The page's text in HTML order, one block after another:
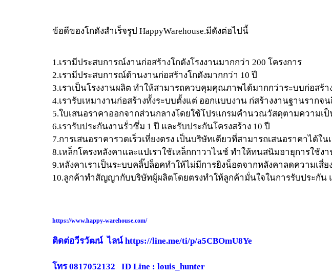
ข้อดีของโกดังสำเร็จรูป​ Happy​Warehouse.มีดังต่อไปนี้
1.เรามีประสบการณ์งานก่อสร้างโกดัง​โรงงานมากกว่า​ 200​ โครงการ
2.เรามีประสบการณ์​ด้านงานก่อสร้างโกดังมากกว่า​ 10 ปี
3.เราเป็นโรงงานผลิต​ ทำให้สามารถควบคุมคุณภาพได้มากกว่าระบบก่อสร้
4.เรารับเหมางานก่อสร้างทั้งระบบตั้งแต่​ ออกแบบ​งาน​ ก่สร้างงานฐานรากจ
5.ใบเสนอราคาออกจากส่วนกลาง​โดยใช้โปรแกรมคำนวณวัสดุตามความเ
6.เรารับประกันงานรั่วซึ่ม​ 1 ปี​ และรับประกันโครงสร้าง​ 10 ปี
7.การเสนอราคารวดเร็วเที่ยงตรง​ เป็นบริษัทเดียวที่สามารถเสนอราคาได้ใน
8.เหล็กโครงหลังคาและแป​เราใช้เหล็กกาวาไนช์​ ทำให้ทนสนิมอายุการใช้ง
9.หลังคาเราเป็นระบบคลิ๊ปล็อคทำให้ไม่มีการยิงน็อตจากหลังคา​ลดความเสี่ย
10.ลูกค้าทำสัญญากับบริษัทผู้ผลิตโดยตรงทำให้ลูกค้ามั่นใจในการรับประกัน​
https://www.happy-warehouse.com/
ติดต่อวีรวัฒน์ ไลน์ https://line.me/ti/p/a5CBOmU8Ye
โทร 0817052132 ID Line : louis_hunter